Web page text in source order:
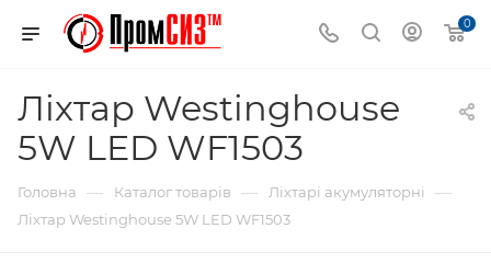
0
Ліхтар Westinghouse
5W LED WF1503
Головна — Каталог товарів — Ліхтарі акумуляторні —
Ліхтар Westinghouse 5W LED WF1503